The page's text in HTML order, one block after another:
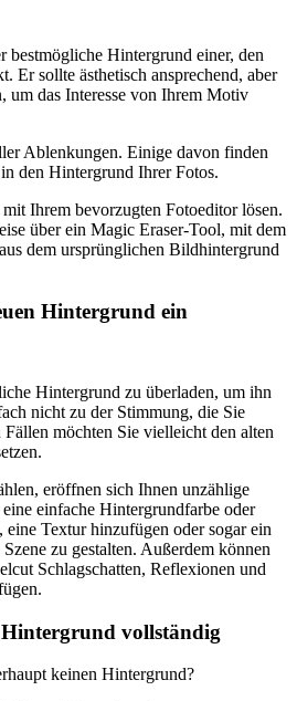
bestmögliche Hintergrund einer, den
Er sollte ästhetisch ansprechend, aber
um das Interesse von Ihrem Motiv
Ablenkungen. Einige davon finden
den Hintergrund Ihrer Fotos.
Ihrem bevorzugten Fotoeditor lösen.
über ein Magic Eraser-Tool, mit dem
dem ursprünglichen Bildhintergrund
Hintergrund ein
Hintergrund zu überladen, um ihn
nicht zu der Stimmung, die Sie
möchten Sie vielleicht den alten
eröffnen sich Ihnen unzählige
einfache Hintergrundfarbe oder
Textur hinzufügen oder sogar ein
zu gestalten. Außerdem können
Schlagschatten, Reflexionen und
Hintergrund vollständig
keinen Hintergrund?